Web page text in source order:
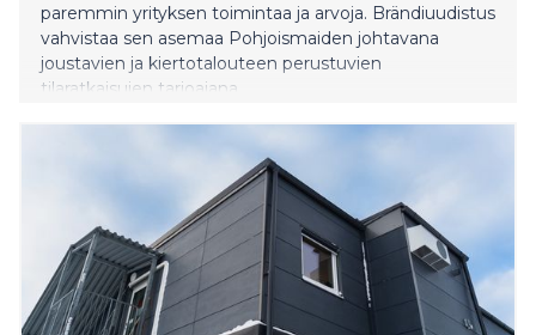
paremmin yrityksen toimintaa ja arvoja. Brändiuudistus
vahvistaa sen asemaa Pohjoismaiden johtavana
joustavien ja kiertotalouteen perustuvien
tilaratkaisujen tarjoajana.